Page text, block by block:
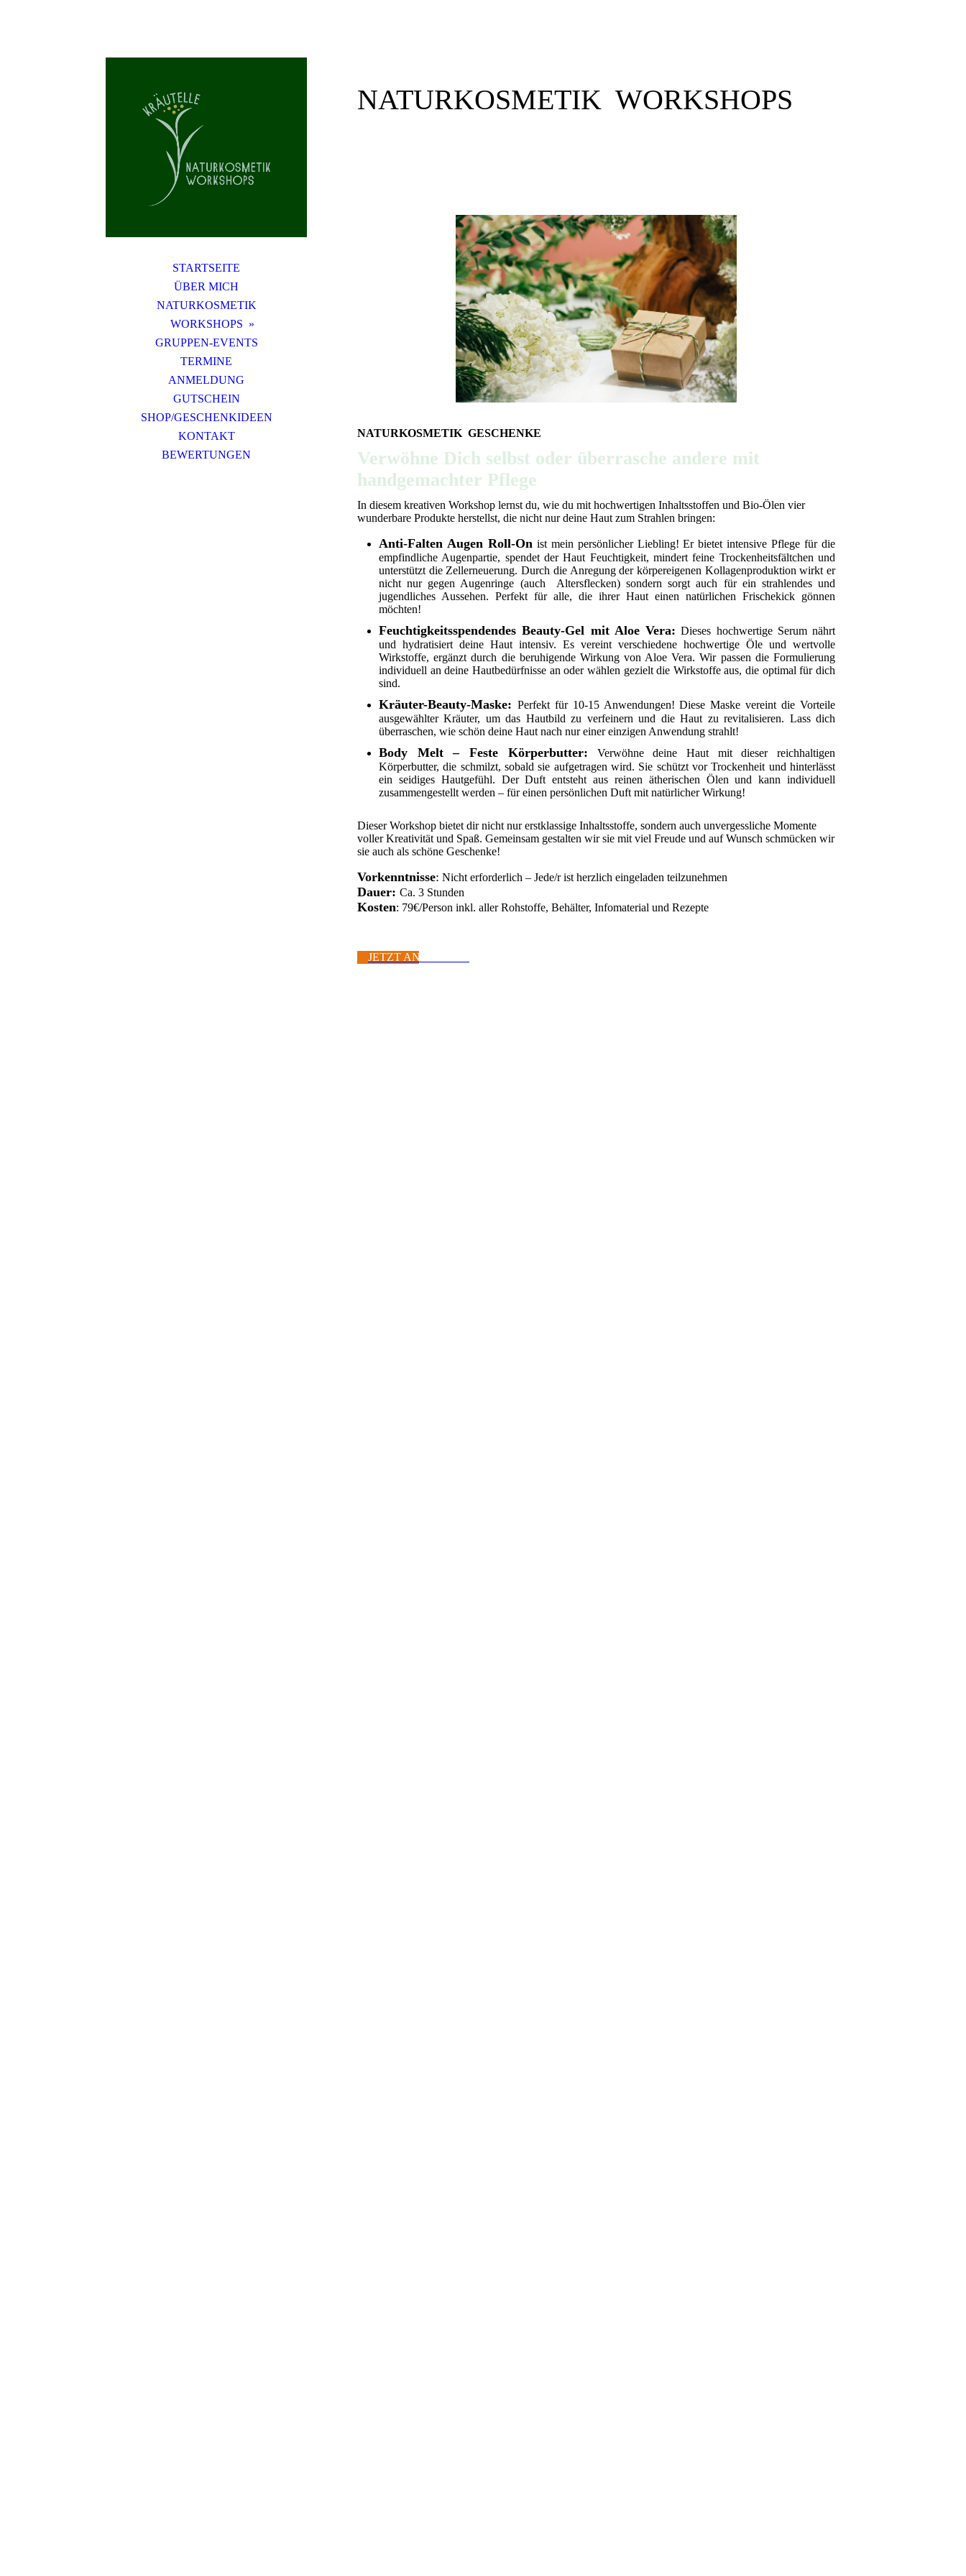
STARTSEITE
ÜBER MICH
NATURKOSMETIK
WORKSHOPS
GRUPPEN-EVENTS
TERMINE
ANMELDUNG
GUTSCHEIN
SHOP/GESCHENKIDEEN
KONTAKT
BEWERTUNGEN
NATURKOSMETIK WORKSHOPS
NATURKOSMETIK GESCHENKE
Verwöhne Dich selbst oder überrasche andere mit
handgemachter Pflege
In diesem kreativen Workshop lernst du, wie du mit hochwertigen Inhaltsstoffen und Bio-Ölen vier
wunderbare Produkte herstellst, die nicht nur deine Haut zum Strahlen bringen:
Anti-Falten Augen Roll-On ist mein persönlicher Liebling! Er bietet intensive Pflege für die
empfindliche Augenpartie, spendet der Haut Feuchtigkeit, mindert feine Trockenheitsfältchen und
unterstützt die Zellerneuerung. Durch die Anregung der körpereigenen Kollagenproduktion wirkt er
nicht nur gegen Augenringe (auch Altersflecken) sondern sorgt auch für ein strahlendes und
jugendliches Aussehen. Perfekt für alle, die ihrer Haut einen natürlichen Frischekick gönnen
möchten!
Feuchtigkeitsspendendes Beauty-Gel mit Aloe Vera: Dieses hochwertige Serum nährt
und hydratisiert deine Haut intensiv. Es vereint verschiedene hochwertige Öle und wertvolle
Wirkstoffe, ergänzt durch die beruhigende Wirkung von Aloe Vera. Wir passen die Formulierung
individuell an deine Hautbedürfnisse an oder wählen gezielt die Wirkstoffe aus, die optimal für dich
sind.
Kräuter-Beauty-Maske: Perfekt für 10-15 Anwendungen! Diese Maske vereint die Vorteile
ausgewählter Kräuter, um das Hautbild zu verfeinern und die Haut zu revitalisieren. Lass dich
überraschen, wie schön deine Haut nach nur einer einzigen Anwendung strahlt!
Body Melt – Feste Körperbutter:
Verwöhne deine Haut mit dieser reichhaltigen
Körperbutter, die schmilzt, sobald sie aufgetragen wird. Sie schützt vor Trockenheit und hinterlässt
ein seidiges Hautgefühl. Der Duft entsteht aus reinen ätherischen Ölen und kann individuell
zusammengestellt werden – für einen persönlichen Duft mit natürlicher Wirkung!
Dieser Workshop bietet dir nicht nur erstklassige Inhaltsstoffe, sondern auch unvergessliche Momente
voller Kreativität und Spaß. Gemeinsam gestalten wir sie mit viel Freude und auf Wunsch schmücken wir
sie auch als schöne Geschenke!
Vorkenntnisse: Nicht erforderlich – Jede/r ist herzlich eingeladen teilzunehmen
Dauer: Ca. 3 Stunden
Kosten: 79€/Person inkl. aller Rohstoffe, Behälter, Infomaterial und Rezepte
JETZT ANMELDEN